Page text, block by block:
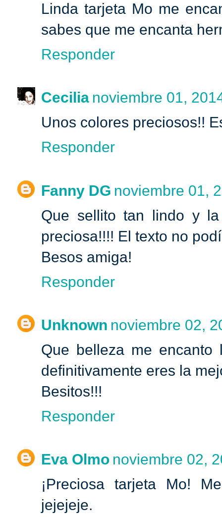
Linda tarjeta Mo me
sabes que me encanta
Responder
Cecilia noviembre 01,
Unos colores preciosos!!
Responder
Fanny DG noviembre 01,
Que sellito tan lindo y
preciosa!!!! El texto no
Besos amiga!
Responder
Unknown noviembre 02,
Que belleza me encanto
definitivamente eres la
Besitos!!!
Responder
Eva Olmo noviembre 02,
¡Preciosa tarjeta Mo!
jejejeje.